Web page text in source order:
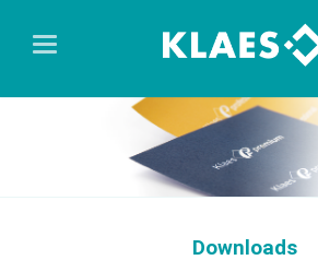
Downloads